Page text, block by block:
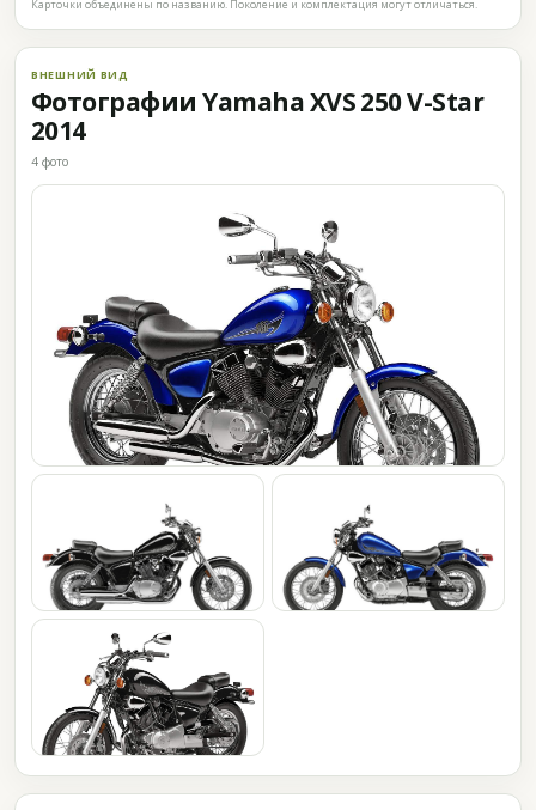
Карточки объединены по названию. Поколение и комплектация могут отличаться.
ВНЕШНИЙ ВИД
Фотографии Yamaha XVS 250 V-Star
2014
4 фото